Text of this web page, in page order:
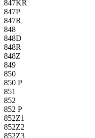
847KR
847P
847R
848
848D
848R
848Z
849
850
850 P
851
852
852 P
852Z1
852Z2
852Z3